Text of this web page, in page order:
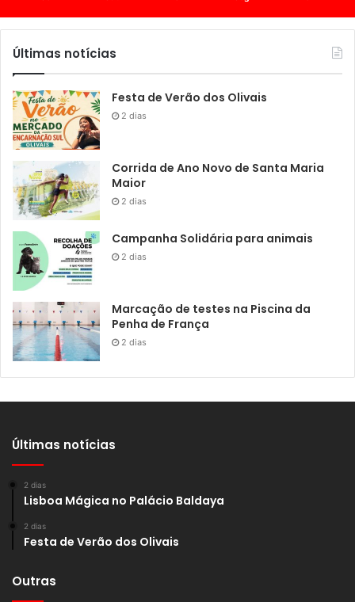
Últimas notícias
Festa de Verão dos Olivais
2 dias
Corrida de Ano Novo de Santa Maria
Maior
2 dias
Campanha Solidária para animais
2 dias
Marcação de testes na Piscina da
Penha de França
2 dias
Últimas notícias
2 dias
Lisboa Mágica no Palácio Baldaya
2 dias
Festa de Verão dos Olivais
Outras